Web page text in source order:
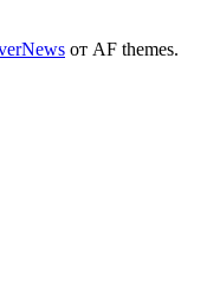
от AF themes.